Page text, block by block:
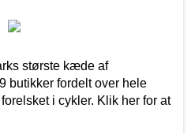
største kæde af
butikker fordelt over hele
i cykler. Klik her for at